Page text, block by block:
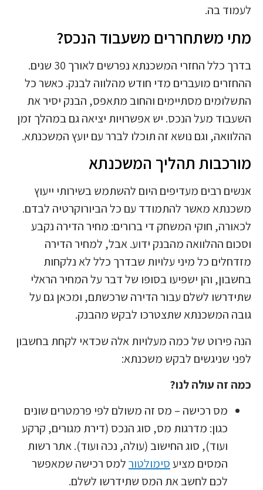
לעמוד בה.
מתי משתחררים משעבוד הנכס?
בדרך כלל החזרי המשכנתא נפרשים לאורך 30 שנים.
ההחזרים מועברים מדי חודש מהלווה לבנק. כאשר כל
התשלומים מסתיימים והחוב מתאפס, הבנק יסיר את
השעבוד מעל הנכס. יש אפשרויות יציאה גם במהלך זמן
ההלוואה, וגם נושא זה תוכלו לברר עם יועץ המשכנתא.
מורכבות תהליך המשכנתא
אנשים רבים מעדיפים היום להשתמש בשירותי ייעוץ
משכנתא מאשר להתמודד עם כל הביורוקרטיה לבדם.
לכאורה, חוקי המשחק די ברורים: מחיר הדירה נקבע
וסכום ההלוואה מהבנק ידוע. אבל, למחיר הדירה
מזדחלים כל מיני עלויות שבדרך כלל לא נלקחות
בחשבון, והן ישפיעו בסופו של דבר על המחיר הראלי
שתידרשו לשלם עבור הדירה שרכשתם, ומכאן גם על
גובה המשכנתא שתצטרכו לבקש מהבנק.
הנה פירוט של כמה מעלויות אלה שכדאי לקחת בחשבון
לפני שניגשים לבקש משכנתא:
כמה זה עולה לנו?
מס רכישה – מס זה משולם לפי פרמטרים שונים
כגון: מדרגות מס, סוג הנכס (דירת מגורים, קרקע
ועוד), סוג החישוב (עולה, נכה ועוד). אתר רשות
המסים מציעסימולטורלמס רכישה שמאפשר
לכם לחשב את המס שתידרשו לשלם.